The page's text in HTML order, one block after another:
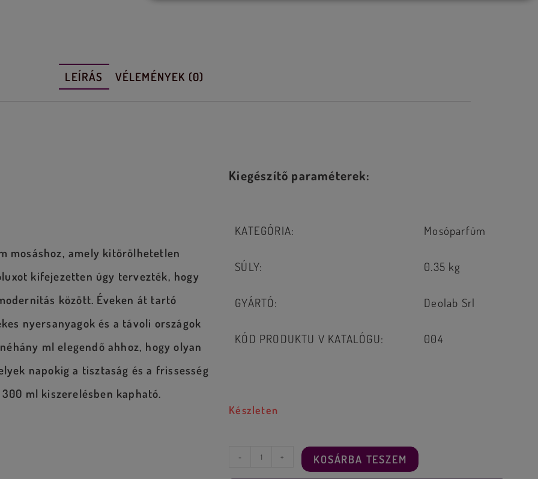
LEÍRÁS VÉLEMÉNYEK (0)
mosáshoz, amely kitörölhetetlen
kifejezetten úgy tervezték, hogy
között. Éveken át tartó
nyersanyagok és a távoli országok
ml elegendő ahhoz, hogy olyan
napokig a tisztaság és a frissesség
ml kiszerelésben kapható.
Kiegészítő paraméterek:
KATEGÓRIA: Mosóparfüm
SÚLY: 0.35 kg
GYÁRTÓ: Deolab Srl
KÓD PRODUKTU V KATALÓGU: 004
Készleten
- + KOSÁRBA TESZEM